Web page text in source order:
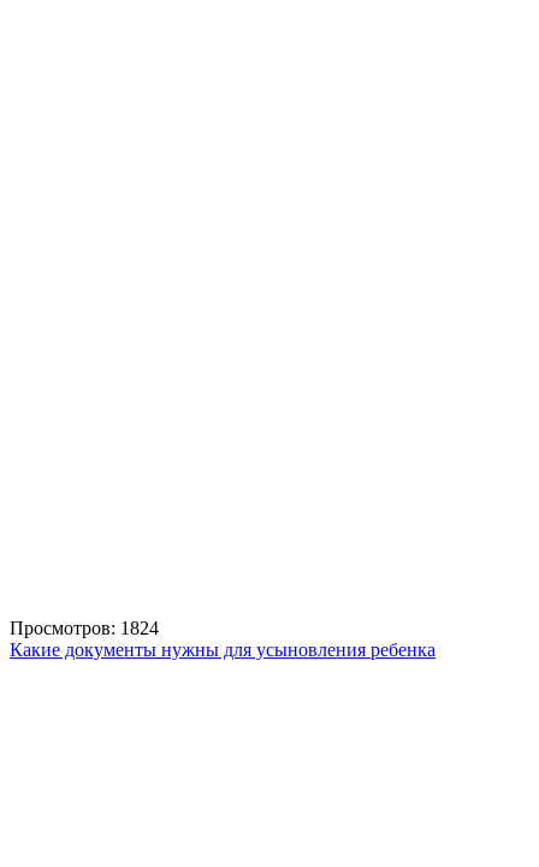
Просмотров: 1824
Какие документы нужны для усыновления ребенка